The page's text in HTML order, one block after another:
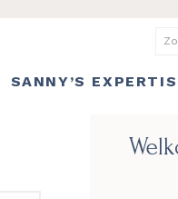
SANNY’S
Sidebar